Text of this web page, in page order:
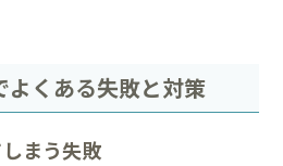
よくある失敗と対策
まう失敗